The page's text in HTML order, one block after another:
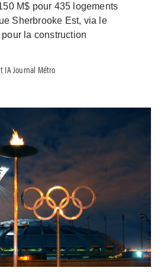
M$ pour 435 logements
Sherbrooke Est, via le
la construction
IA Journal Métro